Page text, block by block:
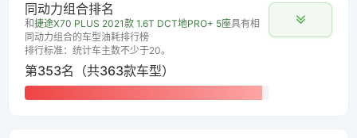
同动力组合排名
和捷途X70 PLUS 2021款 1.6T DCT地PRO+ 5座具有相
同动力组合的车型油耗排行榜
排行标准：统计车主数不少于20。
第353名（共363款车型）